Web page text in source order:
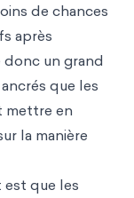
de chances
après
un grand
que les
mettre en
la manière
que les